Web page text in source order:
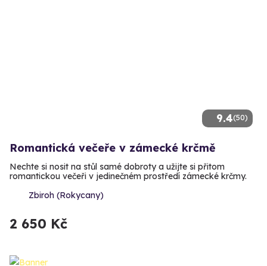
9.4(50)
Romantická večeře v zámecké krčmě
Nechte si nosit na stůl samé dobroty a užijte si přitom
romantickou večeři v jedinečném prostředí zámecké krčmy.
Zbiroh (Rokycany)
2 650 Kč